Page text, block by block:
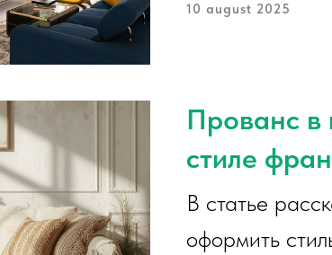
10 august 2025
Прованс в
стиле
В статье
оформить